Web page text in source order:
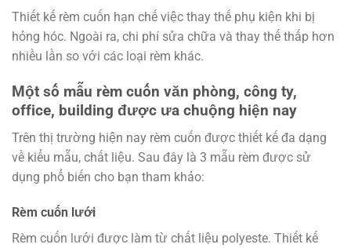
Thiết kế rèm cuốn hạn chế việc thay thế phụ kiện khi bị
hỏng hóc. Ngoài ra, chi phí sửa chữa và thay thế thấp hơn
nhiều lần so với các loại rèm khác.
Một số mẫu rèm cuốn văn phòng, công ty,
office, building được ưa chuộng hiện nay
Trên thị trường hiện nay rèm cuốn được thiết kế đa dạng
về kiểu mẫu, chất liệu. Sau đây là 3 mẫu rèm được sử
dụng phổ biến cho bạn tham khảo:
Rèm cuốn lưới
Rèm cuốn lưới được làm từ chất liệu polyeste. Thiết kế